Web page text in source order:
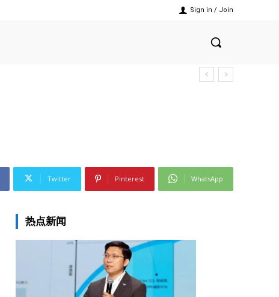
Sign in / Join
Twitter Pinterest WhatsApp
热点新闻